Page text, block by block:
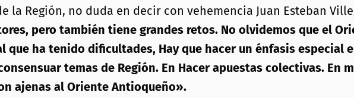
la Región, no duda en decir con vehemencia Juan Esteban
pero también tiene grandes retos. No olvidemos que el
ha tenido dificultades, Hay que hacer un énfasis especial
temas de Región. En Hacer apuestas colectivas. En
ajenas al Oriente Antioqueño».